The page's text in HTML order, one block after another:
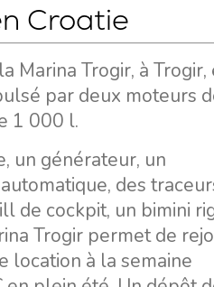
Croatie
Marina Trogir, à Trogir,
par deux moteurs
1 000 l.
un générateur, un
des
de cockpit, un bimini
Trogir permet de
location à la semaine